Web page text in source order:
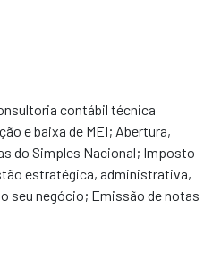
contábil técnica
e baixa de MEI; Abertura,
do Simples Nacional; Imposto
estratégica, administrativa,
seu negócio; Emissão de notas